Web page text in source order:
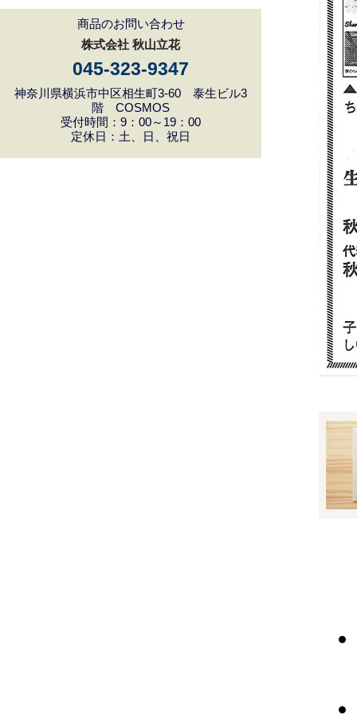
商品のお問い合わせ
株式会社 秋山立花
045-323-9347
神奈川県横浜市中区相生町3-60 泰生ビル3
階 COSMOS
受付時間：9：00～19：00
定休日：土、日、祝日